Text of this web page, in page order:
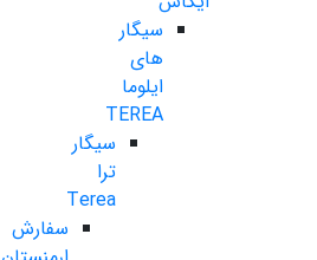
سیگار
های
ایلوما
TEREA
سیگار
ترا
Terea
سفارش